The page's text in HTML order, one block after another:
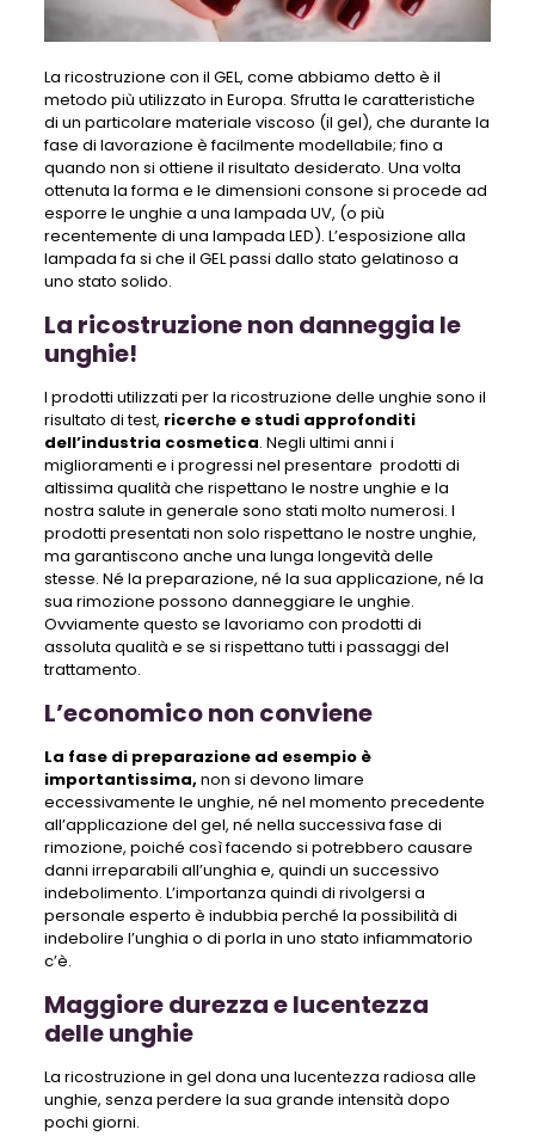
La ricostruzione con il GEL, come abbiamo detto è il
metodo più utilizzato in Europa. Sfrutta le caratteristiche
di un particolare materiale viscoso (il gel), che durante la
fase di lavorazione è facilmente modellabile; fino a
quando non si ottiene il risultato desiderato. Una volta
ottenuta la forma e le dimensioni consone si procede ad
esporre le unghie a una lampada UV, (o più
recentemente di una lampada LED). L’esposizione alla
lampada fa si che il GEL passi dallo stato gelatinoso a
uno stato solido.
La ricostruzione non danneggia le
unghie!
I prodotti utilizzati per la ricostruzione delle unghie sono il
risultato di test, ricerche e studi approfonditi
dell’industria cosmetica. Negli ultimi anni i
miglioramenti e i progressi nel presentare prodotti di
altissima qualità che rispettano le nostre unghie e la
nostra salute in generale sono stati molto numerosi. I
prodotti presentati non solo rispettano le nostre unghie,
ma garantiscono anche una lunga longevità delle
stesse. Né la preparazione, né la sua applicazione, né la
sua rimozione possono danneggiare le unghie.
Ovviamente questo se lavoriamo con prodotti di
assoluta qualità e se si rispettano tutti i passaggi del
trattamento.
L’economico non conviene
La fase di preparazione ad esempio è
importantissima, non si devono limare
eccessivamente le unghie, né nel momento precedente
all’applicazione del gel, né nella successiva fase di
rimozione, poiché così facendo si potrebbero causare
danni irreparabili all’unghia e, quindi un successivo
indebolimento. L’importanza quindi di rivolgersi a
personale esperto è indubbia perché la possibilità di
indebolire l’unghia o di porla in uno stato infiammatorio
c’è.
Maggiore durezza e lucentezza
delle unghie
La ricostruzione in gel dona una lucentezza radiosa alle
unghie, senza perdere la sua grande intensità dopo
pochi giorni.